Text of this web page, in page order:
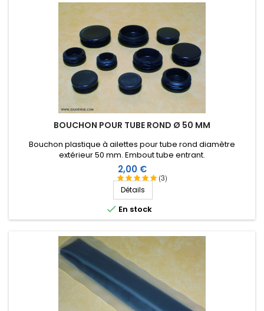
BOUCHON POUR TUBE ROND Ø 50 MM
(3)
Bouchon plastique à ailettes pour tube rond diamètre
extérieur 50 mm. Embout tube entrant.
Prix
2,00 €
Détails
 En stock